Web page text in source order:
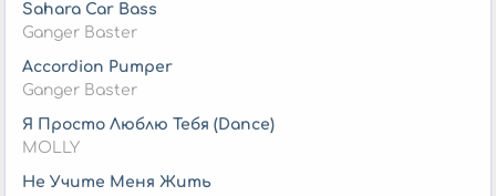
Sahara Car Bass
Ganger Baster
Accordion Pumper
Ganger Baster
Я Просто Люблю Тебя (Dance)
MOLLY
Не Учите Меня Жить